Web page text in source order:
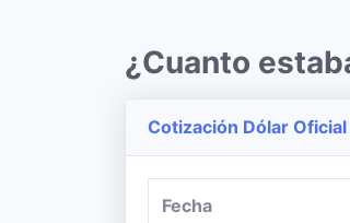
¿Cuanto
Cotización Dólar
Fecha